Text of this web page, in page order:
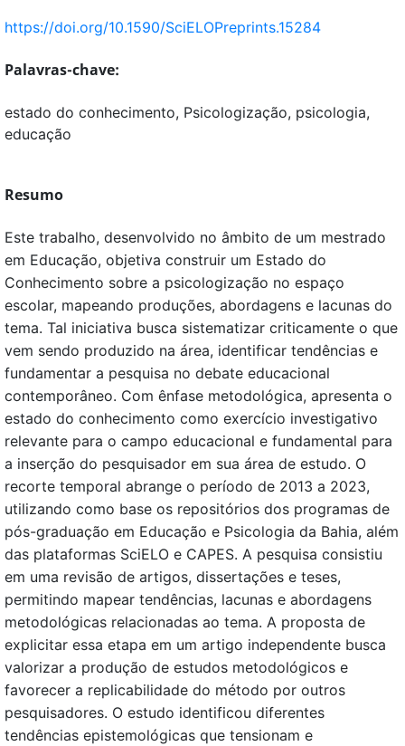
https://doi.org/10.1590/SciELOPreprints.15284
Palavras-chave:
estado do conhecimento, Psicologização, psicologia,
educação
Resumo
Este trabalho, desenvolvido no âmbito de um mestrado
em Educação, objetiva construir um Estado do
Conhecimento sobre a psicologização no espaço
escolar, mapeando produções, abordagens e lacunas do
tema. Tal iniciativa busca sistematizar criticamente o que
vem sendo produzido na área, identificar tendências e
fundamentar a pesquisa no debate educacional
contemporâneo. Com ênfase metodológica, apresenta o
estado do conhecimento como exercício investigativo
relevante para o campo educacional e fundamental para
a inserção do pesquisador em sua área de estudo. O
recorte temporal abrange o período de 2013 a 2023,
utilizando como base os repositórios dos programas de
pós-graduação em Educação e Psicologia da Bahia, além
das plataformas SciELO e CAPES. A pesquisa consistiu
em uma revisão de artigos, dissertações e teses,
permitindo mapear tendências, lacunas e abordagens
metodológicas relacionadas ao tema. A proposta de
explicitar essa etapa em um artigo independente busca
valorizar a produção de estudos metodológicos e
favorecer a replicabilidade do método por outros
pesquisadores. O estudo identificou diferentes
tendências epistemológicas que tensionam e